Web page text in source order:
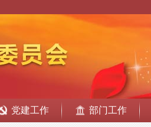
党建工作 部门工作